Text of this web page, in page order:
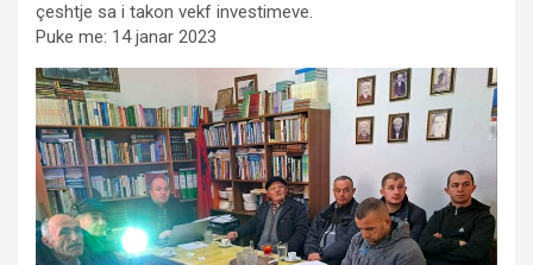
çeshtje sa i takon vekf investimeve.
Puke me: 14 janar 2023